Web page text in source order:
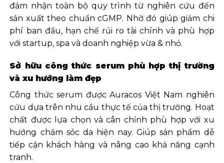
đảm nhận toàn bộ quy trình từ nghiên cứu đến
sản xuất theo chuẩn cGMP. Nhờ đó giúp giảm chi
phí ban đầu, hạn chế rủi ro tài chính và phù hợp
với startup, spa và doanh nghiệp vừa & nhỏ.
Sở hữu công thức serum phù hợp thị trường
và xu hướng làm đẹp
Công thức serum được Auracos Việt Nam nghiên
cứu dựa trên nhu cầu thực tế của thị trường. Hoạt
chất được lựa chọn và cân chỉnh phù hợp với xu
hướng chăm sóc da hiện nay. Giúp sản phẩm dễ
tiếp cận khách hàng và nâng cao khả năng cạnh
tranh.